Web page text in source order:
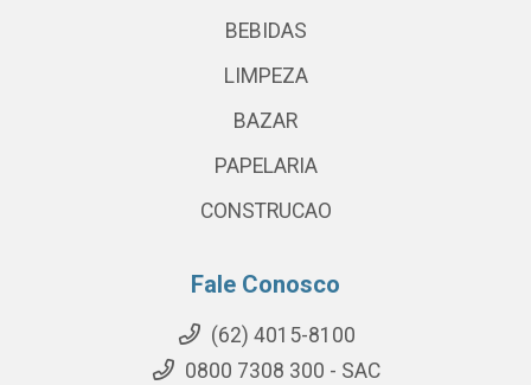
BEBIDAS
LIMPEZA
BAZAR
PAPELARIA
CONSTRUCAO
Fale Conosco
(62) 4015-8100
0800 7308 300 - SAC